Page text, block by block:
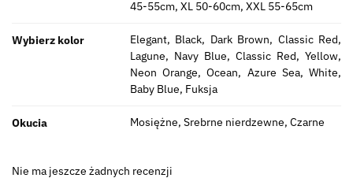
45-55cm, XL 50-60cm, XXL 55-65cm
Wybierz kolor
Elegant, Black, Dark Brown, Classic Red,
Lagune, Navy Blue, Classic Red, Yellow,
Neon Orange, Ocean, Azure Sea, White,
Baby Blue, Fuksja
Okucia Mosiężne, Srebrne nierdzewne, Czarne
Nie ma jeszcze żadnych recenzji